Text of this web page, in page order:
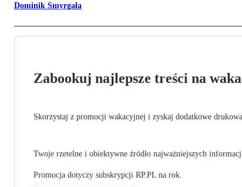
Dominik Smyrgała
Zabookuj najlepsze treści na
Skorzystaj z promocji wakacyjnej i zyskaj dodatkowe
Twoje rzetelne i obiektywne źródło najważniejszych
Promocja dotyczy subskrypcji RP.PL na rok.